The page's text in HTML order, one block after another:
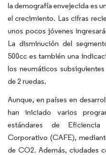
la demografía envejecida es
el crecimiento. Las cifras
unos pocos jóvenes
La disminución del
500cc es también una
los neumáticos
de 2 ruedas.
Aunque, en países en
han iniciado varios
estándares de
Corporativo (CAFE),
de CO2. Además, ciudades